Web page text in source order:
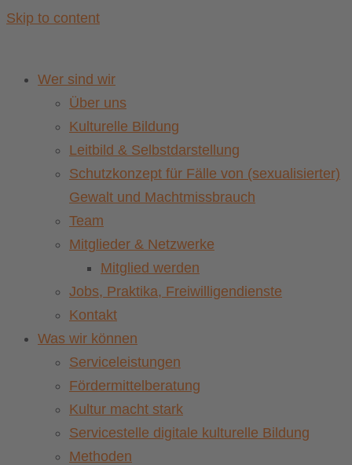
Skip to content
Wer sind wir
Über uns
Kulturelle Bildung
Leitbild & Selbstdarstellung
Schutzkonzept für Fälle von (sexualisierter)
Gewalt und Machtmissbrauch
Team
Mitglieder & Netzwerke
Mitglied werden
Jobs, Praktika, Freiwilligendienste
Kontakt
Was wir können
Serviceleistungen
Fördermittelberatung
Kultur macht stark
Servicestelle digitale kulturelle Bildung
Methoden